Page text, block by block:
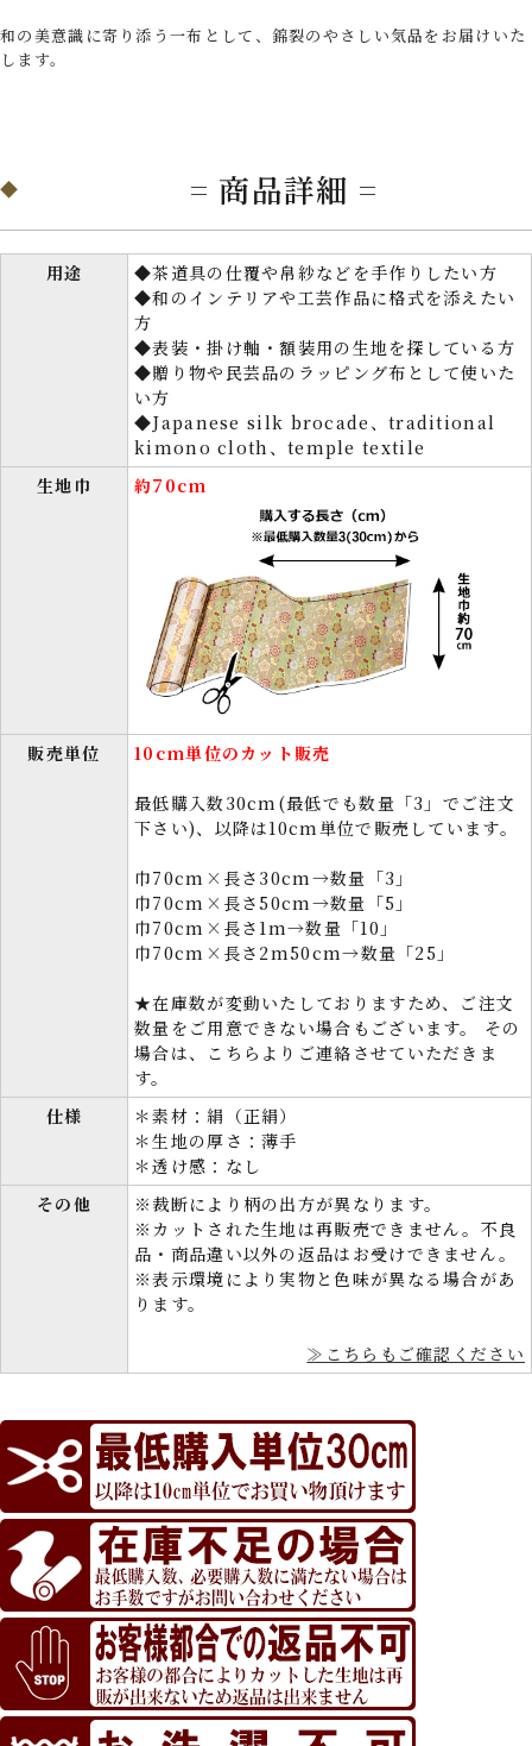
和の美意識に寄り添う一布として、錦裂のやさしい気品をお届けいた
します。
= 商品詳細 =
用途
◆茶道具の仕覆や帛紗などを手作りしたい方
◆和のインテリアや工芸作品に格式を添えたい
方
◆表装・掛け軸・額装用の生地を探している方
◆贈り物や民芸品のラッピング布として使いた
い方
◆Japanese silk brocade、traditional
kimono cloth、temple textile
生地巾
約70cm
販売単位 10cm単位のカット販売
最低購入数30cm(最低でも数量「3」でご注文
下さい)、以降は10cm単位で販売しています。
巾70cm×長さ30cm→数量「3」
巾70cm×長さ50cm→数量「5」
巾70cm×長さ1m→数量「10」
巾70cm×長さ2m50cm→数量「25」
★在庫数が変動いたしておりますため、ご注文
数量をご用意できない場合もございます。 その
場合は、こちらよりご連絡させていただきま
す。
仕様
＊素材：絹（正絹）
＊生地の厚さ：薄手
＊透け感：なし
その他
※裁断により柄の出方が異なります。
※カットされた生地は再販売できません。不良
品・商品違い以外の返品はお受けできません。
※表示環境により実物と色味が異なる場合があ
ります。
≫こちらもご確認ください